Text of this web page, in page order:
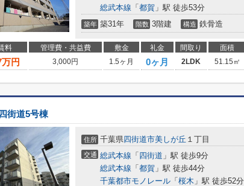
総武本線 「 都賀 」駅 徒歩53分
築年 築31年 階数 3階建 構造 鉄骨造
料 管理費・共益費 敷金 礼金 間取り 面積
万円 3,000円 1.5ヶ月 0ヶ月 2LDK 51.15㎡
街道5号棟
住所 千葉県四街道市美しが丘 １丁目
交通 総武本線 「 四街道 」駅 徒歩9分
総武本線 「 都賀 」駅 徒歩44分
千葉都市モノレール 「 桜木 」駅 徒歩52分